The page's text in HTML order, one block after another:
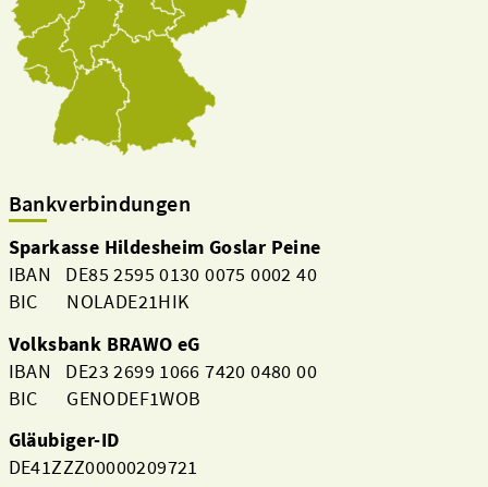
Bankverbindungen
Sparkasse Hildesheim Goslar Peine
IBAN DE85 2595 0130 0075 0002 40
BIC NOLADE21HIK
Volksbank BRAWO eG
IBAN DE23 2699 1066 7420 0480 00
BIC GENODEF1WOB
Gläubiger-ID
DE41ZZZ00000209721